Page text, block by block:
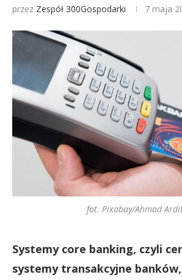
przez Zespół 300Gospodarki 7 maja
fot. Pixabay/Ahmad
Systemy core banking, czyli
systemy transakcyjne